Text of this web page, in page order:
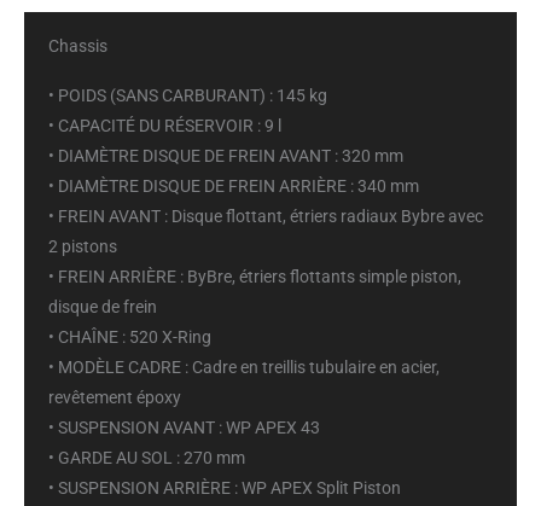
Chassis
• POIDS (SANS CARBURANT) : 145 kg
• CAPACITÉ DU RÉSERVOIR : 9 l
• DIAMÈTRE DISQUE DE FREIN AVANT : 320 mm
• DIAMÈTRE DISQUE DE FREIN ARRIÈRE : 340 mm
• FREIN AVANT : Disque flottant, étriers radiaux Bybre avec
2 pistons
• FREIN ARRIÈRE : ByBre, étriers flottants simple piston,
disque de frein
• CHAÎNE : 520 X-Ring
• MODÈLE CADRE : Cadre en treillis tubulaire en acier,
revêtement époxy
• SUSPENSION AVANT : WP APEX 43
• GARDE AU SOL : 270 mm
• SUSPENSION ARRIÈRE : WP APEX Split Piston